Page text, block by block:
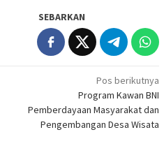
SEBARKAN
Pos berikutnya
Program Kawan BNI
Pemberdayaan Masyarakat dan
Pengembangan Desa Wisata